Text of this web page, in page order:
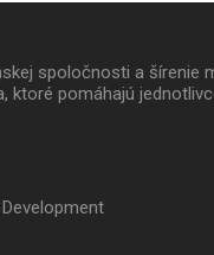
spoločnosti a
ktoré pomáhajú